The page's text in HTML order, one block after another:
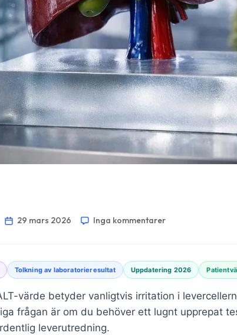
29 mars 2026 Inga kommentarer
Tolkning av laboratorieresultat Uppdatering 2026
värde betyder vanligtvis irritation i
frågan är om du behöver ett lugnt upprepat
leverutredning.